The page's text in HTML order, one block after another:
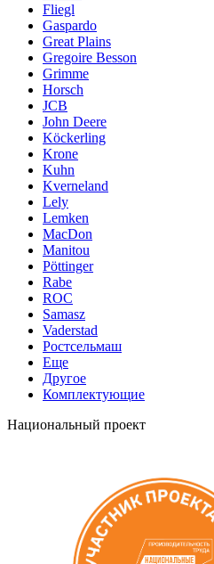
Fliegl
Gaspardo
Great Plains
Gregoire Besson
Grimme
Horsch
JCB
John Deere
Köckerling
Krone
Kuhn
Kverneland
Lely
Lemken
MacDon
Manitou
Pöttinger
Rabe
ROC
Samasz
Vaderstad
Ростсельмаш
Еще
Другое
Комплектующие
Национальный проект